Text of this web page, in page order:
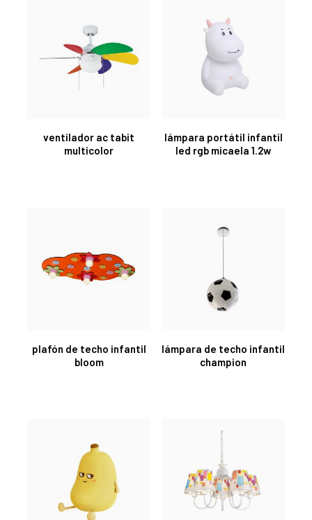
ventilador ac tabit
multicolor
lámpara portátil infantil
led rgb micaela 1.2w
plafón de techo infantil
bloom
lámpara de techo infantil
champion